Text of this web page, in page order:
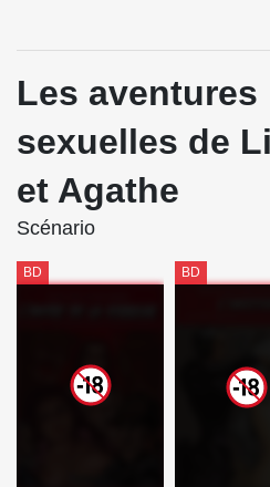
Les aventures
sexuelles de
et Agathe
Scénario
BD BD